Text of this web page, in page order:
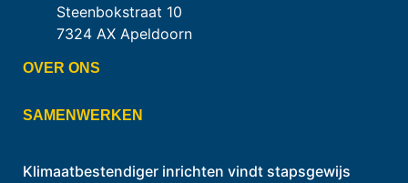
Steenbokstraat 10
7324 AX Apeldoorn
OVER ONS
SAMENWERKEN
Klimaatbestendiger inrichten vindt stapsgewijs